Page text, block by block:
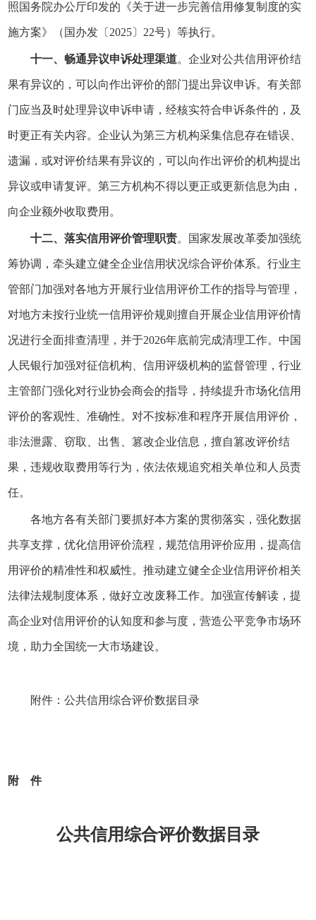
照国务院办公厅印发的《关于进一步完善信用修复制度的实
施方案》（国办发〔2025〕22号）等执行。
十一、畅通异议申诉处理渠道。企业对公共信用评价结
果有异议的，可以向作出评价的部门提出异议申诉。有关部
门应当及时处理异议申诉申请，经核实符合申诉条件的，及
时更正有关内容。企业认为第三方机构采集信息存在错误、
遗漏，或对评价结果有异议的，可以向作出评价的机构提出
异议或申请复评。第三方机构不得以更正或更新信息为由，
向企业额外收取费用。
十二、落实信用评价管理职责。国家发展改革委加强统
筹协调，牵头建立健全企业信用状况综合评价体系。行业主
管部门加强对各地方开展行业信用评价工作的指导与管理，
对地方未按行业统一信用评价规则擅自开展企业信用评价情
况进行全面排查清理，并于2026年底前完成清理工作。中国
人民银行加强对征信机构、信用评级机构的监督管理，行业
主管部门强化对行业协会商会的指导，持续提升市场化信用
评价的客观性、准确性。对不按标准和程序开展信用评价，
非法泄露、窃取、出售、篡改企业信息，擅自篡改评价结
果，违规收取费用等行为，依法依规追究相关单位和人员责
任。
各地方各有关部门要抓好本方案的贯彻落实，强化数据
共享支撑，优化信用评价流程，规范信用评价应用，提高信
用评价的精准性和权威性。推动建立健全企业信用评价相关
法律法规制度体系，做好立改废释工作。加强宣传解读，提
高企业对信用评价的认知度和参与度，营造公平竞争市场环
境，助力全国统一大市场建设。
附件：公共信用综合评价数据目录
附 件
公共信用综合评价数据目录